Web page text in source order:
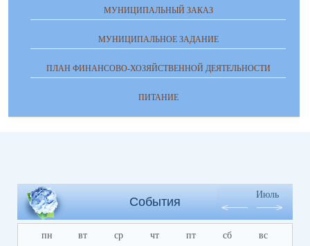
МУНИЦИПАЛЬНЫЙ ЗАКАЗ
МУНИЦИПАЛЬНОЕ ЗАДАНИЕ
ПЛАН ФИНАНСОВО-ХОЗЯЙСТВЕННОЙ ДЕЯТЕЛЬНОСТИ
ПИТАНИЕ
События
Июль
пн вт ср чт пт сб вс